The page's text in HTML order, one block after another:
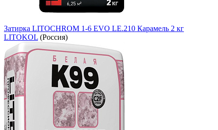
Затирка LITOCHROM 1-6 EVO LE.210 Карамель 2 кг
LITOKOL (Россия)